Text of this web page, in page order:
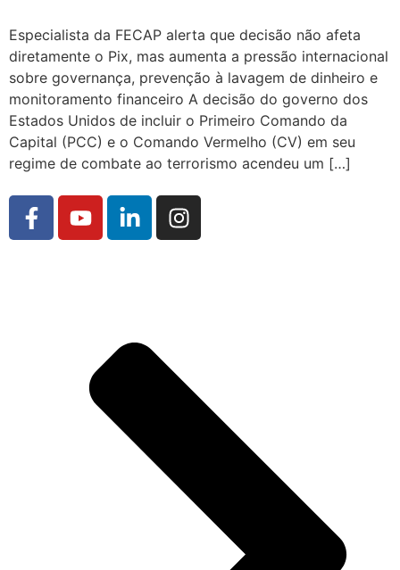
Especialista da FECAP alerta que decisão não afeta
diretamente o Pix, mas aumenta a pressão internacional
sobre governança, prevenção à lavagem de dinheiro e
monitoramento financeiro A decisão do governo dos
Estados Unidos de incluir o Primeiro Comando da
Capital (PCC) e o Comando Vermelho (CV) em seu
regime de combate ao terrorismo acendeu um […]